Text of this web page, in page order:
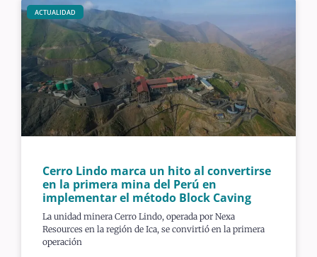
ACTUALIDAD
Cerro Lindo marca un hito al convertirse
en la primera mina del Perú en
implementar el método Block Caving
La unidad minera Cerro Lindo, operada por Nexa
Resources en la región de Ica, se convirtió en la primera
operación